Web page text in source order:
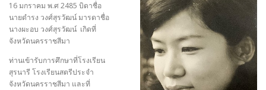
16 มกราคม พ.ศ 2485 บิดาชื่อ
นายดำรง วงศ์สุรวัฒน์ มารดาชื่อ
นางผะอบ วงศ์สุรวัฒน์ เกิดที่
จังหวัดนครราชสีมา
ท่านเข้ารับการศึกษาที่โรงเรียน
สุรนารี โรงเรียนสตรีประจำ
จังหวัดนครราชสีมา และที่